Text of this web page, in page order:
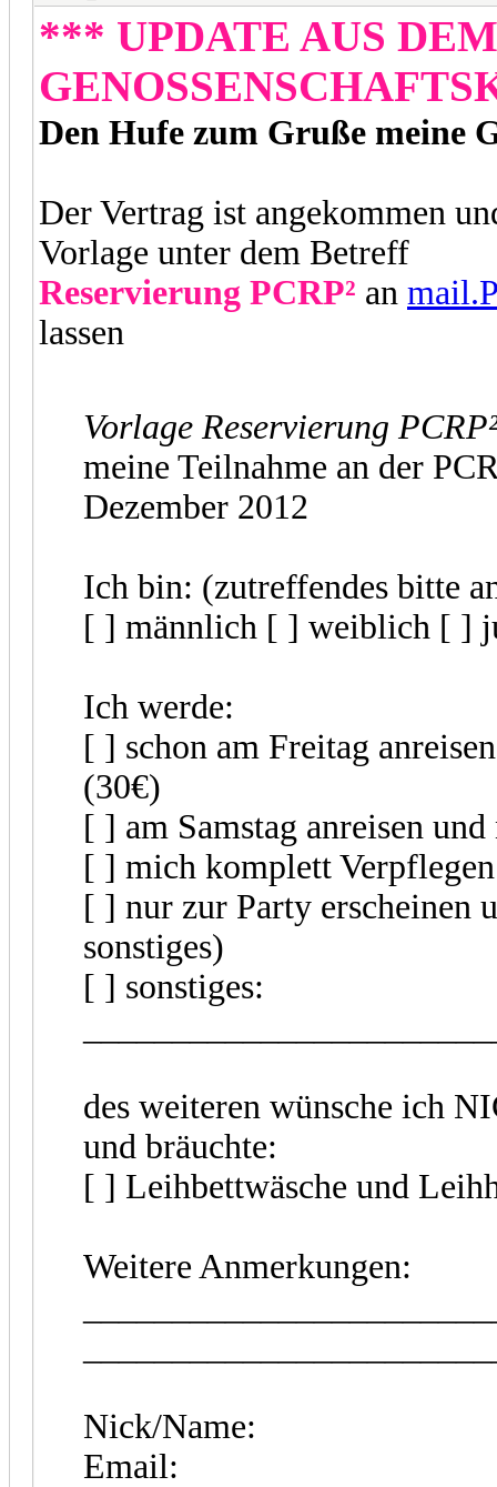
*** UPDATE AUS DEM
Den Hufe zum Gruße meine
Der Vertrag ist angekommen
Vorlage unter dem Betreff
Reservierung PCRP² an
lassen
Vorlage Reservierung
meine Teilnahme an der
Dezember 2012
Ich bin: (zutreffendes bitte
[ ] männlich [ ] weiblich [ ]
Ich werde:
[ ] schon am Freitag
(30€)
[ ] am Samstag anreisen
[ ] mich komplett
[ ] nur zur Party erscheinen
sonstiges)
[ ] sonstiges:
des weiteren wünsche ich
und bräuchte:
[ ] Leihbettwäsche und
Weitere Anmerkungen:
Nick/Name:
Email: